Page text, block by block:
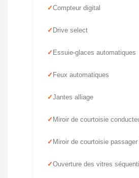
Compteur digital
Drive select
Essuie-glaces automatiques
Feux automatiques
Jantes alliage
Miroir de courtoisie
Miroir de courtoisie
Ouverture des vitres